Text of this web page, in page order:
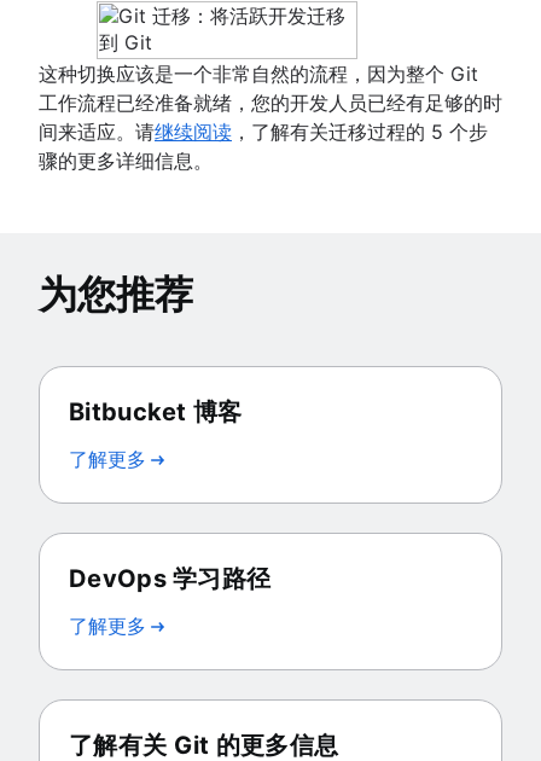
这种切换应该是一个非常自然的流程，因为整个 Git
工作流程已经准备就绪，您的开发人员已经有足够的时
间来适应。请继续阅读 ，了解有关迁移过程的 5 个步
骤的更多详细信息。
为您推荐
Bitbucket 博客
了解更多
DevOps 学习路径
了解更多
了解有关 Git 的更多信息